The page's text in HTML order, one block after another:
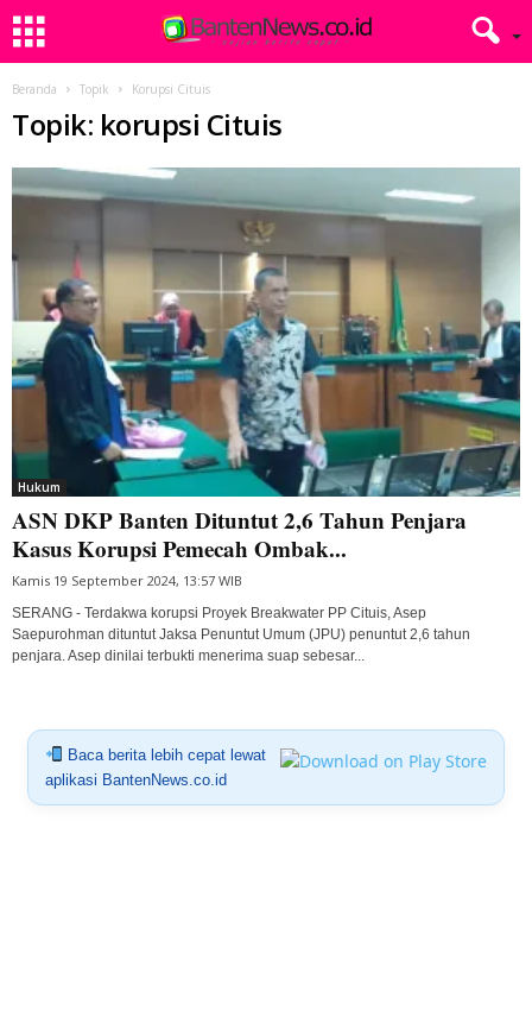
Beranda Topik Korupsi Cituis
Topik: korupsi Cituis
Hukum
ASN DKP Banten Dituntut 2,6 Tahun Penjara
Kasus Korupsi Pemecah Ombak...
Kamis 19 September 2024, 13:57 WIB
SERANG - Terdakwa korupsi Proyek Breakwater PP Cituis, Asep
Saepurohman dituntut Jaksa Penuntut Umum (JPU) penuntut 2,6 tahun
penjara. Asep dinilai terbukti menerima suap sebesar...
Baca berita lebih cepat lewat
aplikasi BantenNews.co.id